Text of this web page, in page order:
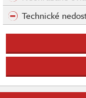
Technické